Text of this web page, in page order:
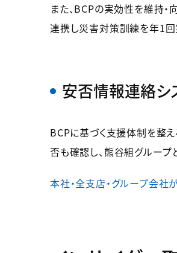
また、BCPの実効性を維持
連携し災害対策訓練を年1回
安否情報連絡シ
BCPに基づく支援体制を整
否も確認し、熊谷組グループ
本社・全支店・グループ会